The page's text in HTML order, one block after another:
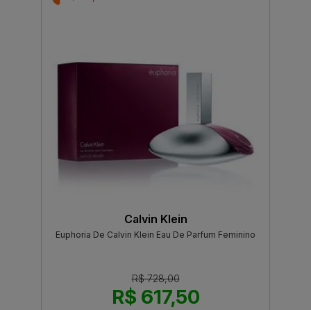
Calvin Klein
Euphoria De Calvin Klein Eau De Parfum Feminino
R$ 728,00
R$ 617,50